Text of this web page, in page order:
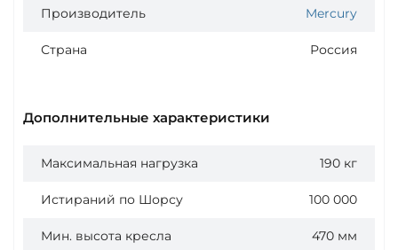
Производитель Mercury
Страна Россия
Дополнительные характеристики
Максимальная нагрузка 190 кг
Истираний по Шорсу 100 000
Мин. высота кресла 470 мм